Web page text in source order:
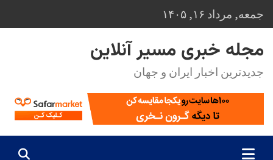
to
content
جمعه, مرداد ۱۶, ۱۴۰۵
مجله خبری مسیر آنلاین
جدیدترین اخبار ایران و جهان